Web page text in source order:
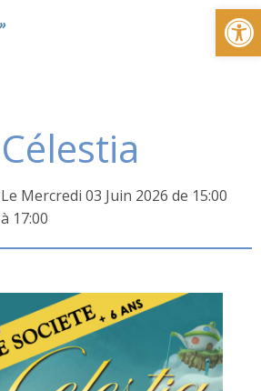
Célestia
Le Mercredi 03 Juin 2026 de 15:00
à 17:00